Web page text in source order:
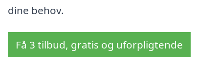
dine behov.
Få 3 tilbud, gratis og uforpligtende